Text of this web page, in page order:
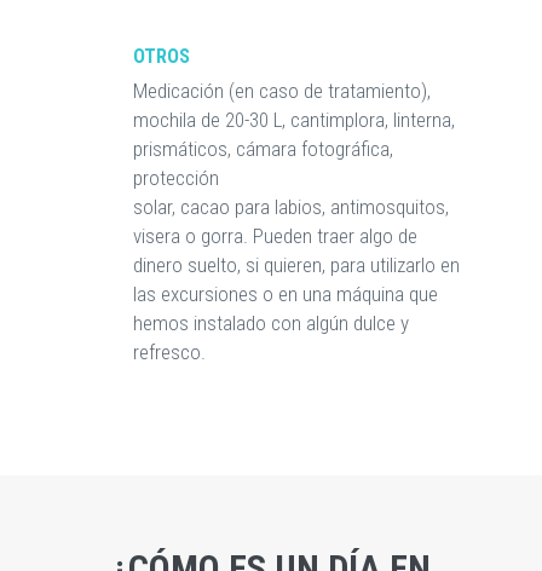
OTROS
Medicación (en caso de tratamiento),
mochila de 20-30 L, cantimplora, linterna,
prismáticos, cámara fotográfica,
protección
solar, cacao para labios, antimosquitos,
visera o gorra. Pueden traer algo de
dinero suelto, si quieren, para utilizarlo en
las excursiones o en una máquina que
hemos instalado con algún dulce y
refresco.